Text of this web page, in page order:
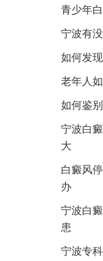
青少年
宁波有
如何发
老年人
如何鉴
宁波白
大
白癜风
办
宁波白
患
宁波专